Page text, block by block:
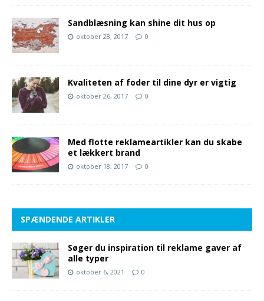
Sandblæsning kan shine dit hus op
oktober 28, 2017 0
Kvaliteten af foder til dine dyr er vigtig
oktober 26, 2017 0
Med flotte reklameartikler kan du skabe
et lækkert brand
oktober 18, 2017 0
SPÆNDENDE ARTIKLER
Søger du inspiration til reklame gaver af
alle typer
oktober 6, 2021 0